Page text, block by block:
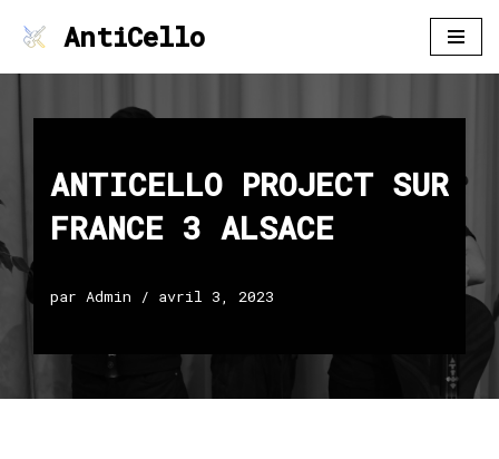
contenu
AntiCello
ANTICELLO PROJECT SUR
FRANCE 3 ALSACE
par Admin avril 3, 2023